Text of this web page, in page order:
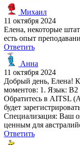
Михаил
11 октября 2024
Елена, некоторые
есть опыт
Ответить
Анна
11 октября 2024
Добрый день, Елена!
моментов: 1. Язык: B2
Обратитесь в AITSL
будет
Специализация: Ваш
ценным для
Ответить